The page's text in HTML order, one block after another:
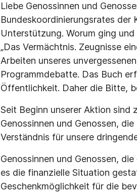
Liebe Genossinnen und
Bundeskoordinierungsrates
Unterstützung. Worum ging
„Das Vermächtnis. Zeugnisse
Arbeiten unseres
Programmdebatte. Das Buch
Öffentlichkeit. Daher die Bitte,
Seit Beginn unserer Aktion sind
Genossinnen und Genossen,
Verständnis für unsere
Genossinnen und Genossen,
es die finanzielle Situation
Geschenkmöglichkeit für die